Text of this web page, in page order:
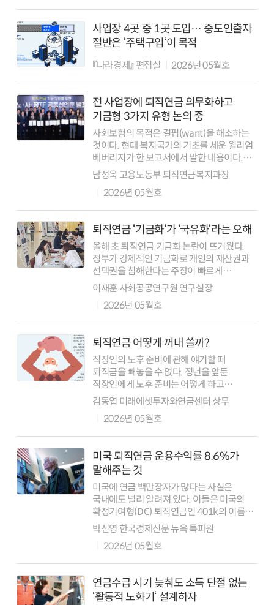
사업장 4곳 중 1곳 도입… 중도인출자
절반은 ‘주택구입‘이 목적
『나라경제』 편집실 2026년 05월호
전 사업장에 퇴직연금 의무화하고
기금형 3가지 유형 논의 중
사회보험의 목적은 결핍(want)을 해소하는
것이다. 현대 복지국가의 기초를 세운 윌리엄
베버리지가 한 보고서에서 말한 내용이다.
오늘날 대한민국 노동자들에게 가장 절박한
결핍은 단연 준비되지 않은 노후다. 퇴직연금
적립금 500조 원 시대를 앞둔 지금,...
남성욱 고용노동부 퇴직연금복지과장
2026년 05월호
퇴직연금 ‘기금화‘가 ‘국유화‘라는 오해
올해 초 퇴직연금 기금화 논란이 뜨거웠다.
정부가 강제적인 기금화로 개인의 재산권과
선택권을 침해한다는 주장이 빠르게
퍼져나갔다. 여기에 퇴직연금 의무화나
퇴직연금공단 신설 논의까지 섞이면서 기금화
=국유화라는 오해가 더해졌다. 지난 2월
이재훈 사회공공연구원 연구실장
2026년 05월호
퇴직연금 어떻게 꺼내 쓸까?
직장인의 노후 준비에 관해 얘기할 때
퇴직금을 빼놓을 수 없다. 정년을 앞둔
직장인에게 노후 준비는 어떻게 하고
있느냐고 물어보면, 사는 집과 국민연금을
빼면 남는 건 퇴직금밖에 없다고 답하는
이들이 의외로 많다. 그렇다면 퇴직금은 언제,
김동엽 미래에셋투자와연금센터 상무
2026년 05월호
미국 퇴직연금 운용수익률 8.6%가
말해주는 것
미국에 연금 백만장자가 많다는 사실은
국내에도 널리 알려져 있다. 이들은 미국의
확정기여형(DC) 퇴직연금인 401k의 이름을
따 401k 밀리어네어라고 불린다. 글로벌
자산운용사 피델리티에 따르면 지난해 3분기
기준 401k 계좌에 100만 달러 이상...
박신영 한국경제신문 뉴욕 특파원
2026년 05월호
연금수급 시기 늦춰도 소득 단절 없는
‘활동적 노화기‘ 설계하자